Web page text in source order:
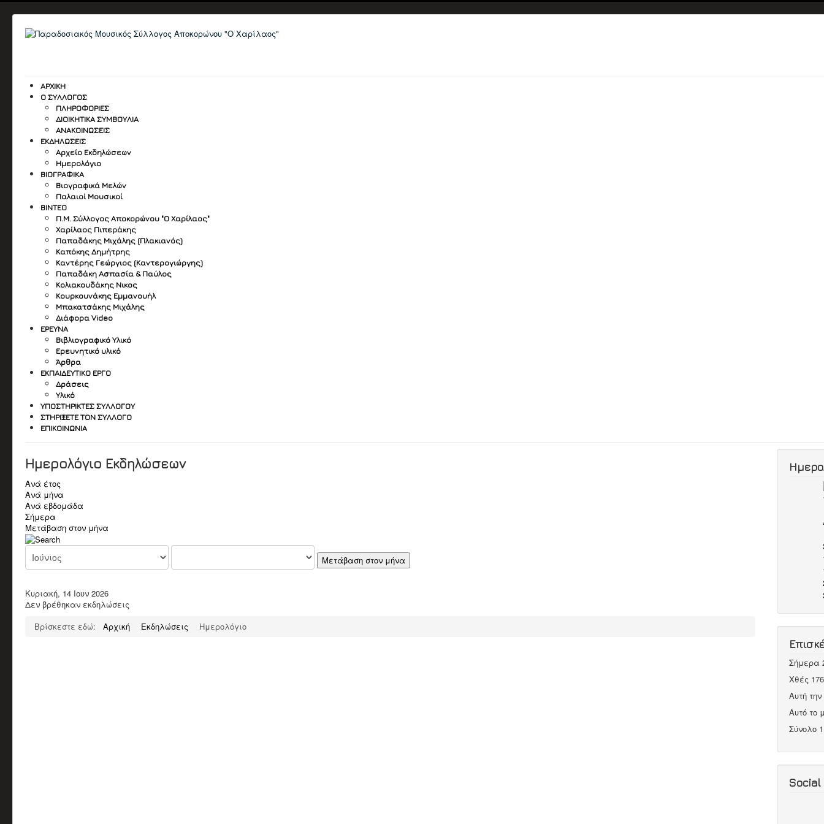
ΑΡΧΙΚΉ
Ο ΣΎΛΛΟΓΟΣ
ΠΛΗΡΟΦΟΡΙΕΣ
ΔΙΟΙΚΗΤΙΚΑ ΣΥΜΒΟΥΛΙΑ
ΑΝΑΚΟΙΝΩΣΕΙΣ
ΕΚΔΗΛΏΣΕΙΣ
Αρχείο Εκδηλώσεων
Ημερολόγιο
ΒΙΟΓΡΑΦΙΚΆ
Βιογραφικά Μελών
Παλαιοί Μουσικοί
ΒΙΝΤΕΟ
Π.Μ. Σύλλογος Αποκορώνου "Ο Χαρίλαος"
Χαρίλαος Πιπεράκης
Παπαδάκης Μιχάλης (Πλακιανός)
Καπόκης Δημήτρης
Καντέρης Γεώργιος (Καντερογιώργης)
Παπαδάκη Ασπασία & Παύλος
Κολιακουδάκης Νικος
Κουρκουνάκης Εμμανουήλ
Μπακατσάκης Μιχάλης
Διάφορα Video
ΈΡΕΥΝΑ
Βιβλιογραφικό Υλικό
Ερευνητικό υλικό
Άρθρα
ΕΚΠΑΙΔΕΥΤΙΚΌ ΈΡΓΟ
Δράσεις
Υλικό
ΥΠΟΣΤΗΡΙΚΤΈΣ ΣΥΛΛΌΓΟΥ
ΣΤΗΡΊΞΕΤΕ ΤΟΝ ΣΎΛΛΟΓΟ
ΕΠΙΚΟΙΝΩΝΊΑ
Ημερολόγιο Εκδηλώσεων
Ανά έτος
Ανά μήνα
Ανά εβδομάδα
Σήμερα
Μετάβαση στον μήνα
Μετάβαση στον μήνα
Κυριακή, 14 Ιουν 2026
Δεν βρέθηκαν εκδηλώσεις
Βρίσκεστε εδώ:
Αρχική Εκδηλώσεις Ημερολόγιο
Σήμερα
Χθές 176
Αυτή
Αυτό το
Σύνολο
Social